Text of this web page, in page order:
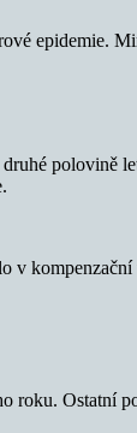
epidemie.
polovině
v kompenzační
roku. Ostatní